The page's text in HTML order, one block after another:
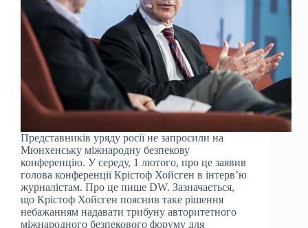
Представників уряду росії не запросили на
Мюнхенську міжнародну безпекову
конференцію. У середу, 1 лютого, про це заявив
голова конференції Крістоф Хойсген в інтерв’ю
журналістам. Про це пише DW. Зазначається,
що Крістоф Хойсген пояснив таке рішення
небажанням надавати трибуну авторитетного
міжнародного безпекового форуму для